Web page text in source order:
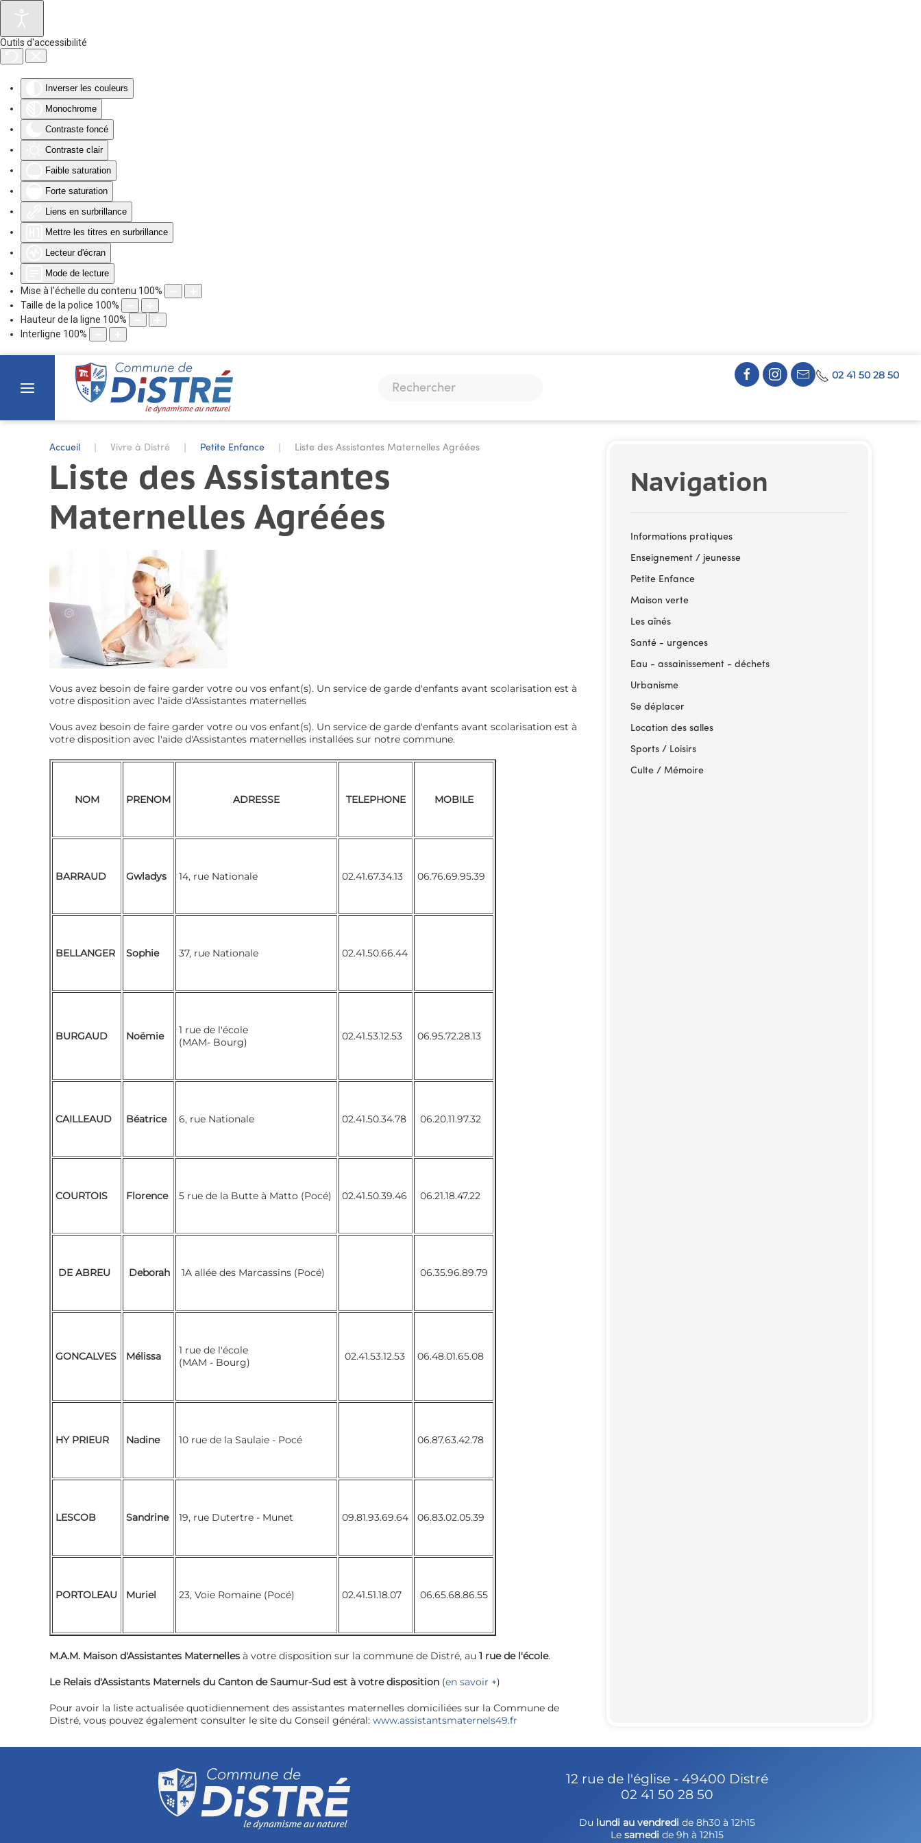
Outils d'accessibilité
Inverser les couleurs
Monochrome
Contraste foncé
Contraste clair
Faible saturation
Forte saturation
Liens en surbrillance
Mettre les titres en surbrillance
Lecteur d'écran
Mode de lecture
Mise à l'échelle du contenu 100%
Taille de la police 100%
Hauteur de la ligne 100%
Interligne 100%
Accéder au contenu principal
02 41 50 28 50
Accueil Vivre à Distré Petite Enfance Liste des Assistantes Maternelles Agréées
Liste des Assistantes
Maternelles Agréées
Vous avez besoin de faire garder votre ou vos enfant(s). Un service de garde d'enfants avant scolarisation est à
votre disposition avec l'aide d'Assistantes maternelles
Vous avez besoin de faire garder votre ou vos enfant(s). Un service de garde d'enfants avant scolarisation est à
votre disposition avec l'aide d'Assistantes maternelles installées sur notre commune.
NOM PRENOM ADRESSE TELEPHONE MOBILE
BARRAUD Gwladys 14, rue Nationale 02.41.67.34.13 06.76.69.95.39
BELLANGER Sophie 37, rue Nationale 02.41.50.66.44
BURGAUD Noëmie
1 rue de l'école
(MAM- Bourg)
02.41.53.12.53 06.95.72.28.13
CAILLEAUD Béatrice 6, rue Nationale 02.41.50.34.78 06.20.11.97.32
COURTOIS Florence 5 rue de la Butte à Matto (Pocé) 02.41.50.39.46 06.21.18.47.22
DE ABREU Deborah 1A allée des Marcassins (Pocé) 06.35.96.89.79
GONCALVES Mélissa
1 rue de l'école
(MAM - Bourg)
02.41.53.12.53 06.48.01.65.08
HY PRIEUR Nadine 10 rue de la Saulaie - Pocé 06.87.63.42.78
LESCOB Sandrine 19, rue Dutertre - Munet 09.81.93.69.64 06.83.02.05.39
PORTOLEAU Muriel 23, Voie Romaine (Pocé) 02.41.51.18.07 06.65.68.86.55
M.A.M. Maison d'Assistantes Maternelles à votre disposition sur la commune de Distré, au 1 rue de l'école.
Le Relais d'Assistants Maternels du Canton de Saumur-Sud est à votre disposition (en savoir +)
Pour avoir la liste actualisée quotidiennement des assistantes maternelles domiciliées sur la Commune de
Distré, vous pouvez également consulter le site du Conseil général: www.assistantsmaternels49.fr
Navigation
Informations pratiques
Enseignement / jeunesse
Petite Enfance
Maison verte
Les aînés
Santé - urgences
Eau - assainissement - déchets
Urbanisme
Se déplacer
Location des salles
Sports / Loisirs
Culte / Mémoire
12 rue de l'église - 49400 Distré
02 41 50 28 50
Du lundi au vendredi de 8h30 à 12h15
Le samedi de 9h à 12h15